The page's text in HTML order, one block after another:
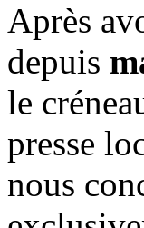
Après
depuis
le
presse
nous